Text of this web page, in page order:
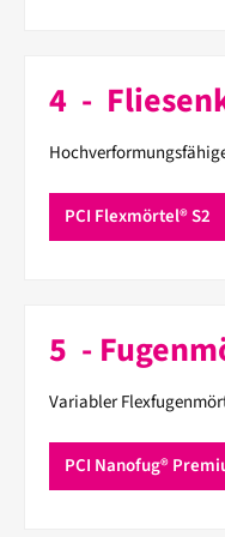
4 -
PCI Flexmörtel® S2
5 -
Variabler
PCI Nanofug®